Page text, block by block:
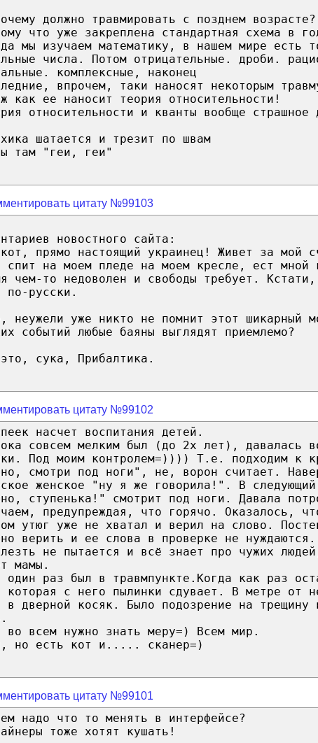
должно травмировать с позднем
что уже закреплена стандартная схема в
мы изучаем математику, в нашем мире есть
числа. Потом отрицательные. дроби.
комплексные, наконец
впрочем, таки наносят некоторым
как ее наносит теория относительности!
относительности и кванты вообще страшное
шатается и трезит по швам
там "геи, геи"
цитату №99103
новостного сайта:
прямо настоящий украинец! Живет за мой
спит на моем пледе на моем кресле, ест мной
чем-то недоволен и свободы требует.
по-русски.
неужели уже никто не помнит этот шикарный
событий любые баяны выглядят приемлемо?
сука, Прибалтика.
цитату №99102
насчет воспитания детей.
совсем мелким был (до 2х лет), давалась
Под моим контролем=)))) Т.е. подходим к
смотри под ноги", не, ворон считает.
женское "ну я же говорила!". В
ступенька!" смотрит под ноги. Давала
чаем, предупреждая, что горячо. Оказалось,
утюг уже не хватал и верил на слово.
верить и ее слова в проверке не
не пытается и всё знает про чужих
мамы.
раз был в травмпункте.Когда как раз
которая с него пылинки сдувает. В метре от
в дверной косяк. Было подозрение на
во всем нужно знать меру=) Всем мир.
но есть кот и..... сканер=)
цитату №99101
надо что то менять в интерфейсе?
тоже хотят кушать!